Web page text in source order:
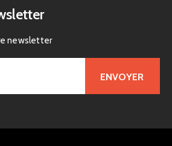
newsletter